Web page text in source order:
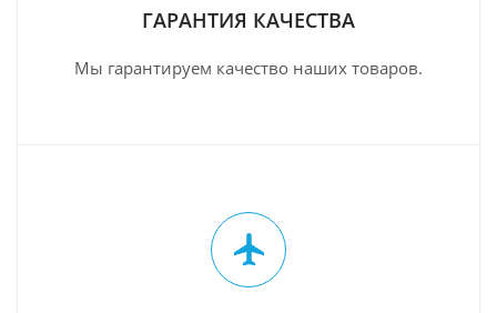
ГАРАНТИЯ КАЧЕСТВА
Мы гарантируем качество наших товаров.